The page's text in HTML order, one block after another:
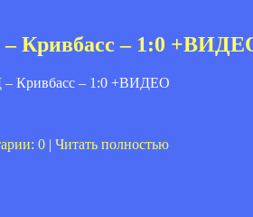
Кривбасс – 1:0
0 | Читать полностью